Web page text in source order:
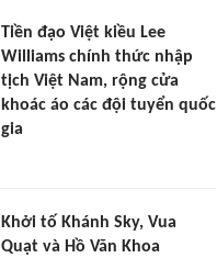
Tiền đạo Việt kiều Lee
Williams chính thức nhập
tịch Việt Nam, rộng cửa
khoác áo các đội tuyển quốc
gia
Khởi tố Khánh Sky, Vua
Quạt và Hồ Văn Khoa